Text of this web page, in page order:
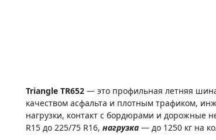
Triangle TR652 — это профильная летняя
качеством асфальта и плотным трафиком,
нагрузки, контакт с бордюрами и дорожные
R15 до 225/75 R16, нагрузка — до 1250 кг на